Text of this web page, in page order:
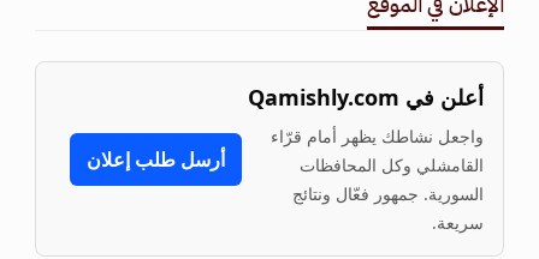
أعلن في Qamishly.com
واجعل نشاطك يظهر أمام قرّاء
القامشلي وكل المحافظات
السورية. جمهور فعّال ونتائج
سريعة.
أرسل طلب إعلان